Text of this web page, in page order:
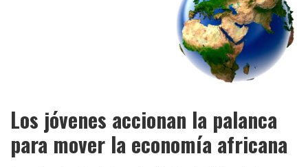
Los jóvenes accionan la palanca
para mover la economía africana